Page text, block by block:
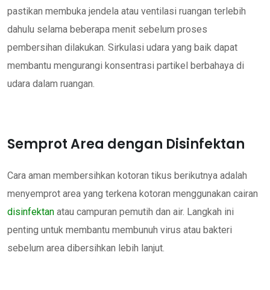
pastikan membuka jendela atau ventilasi ruangan terlebih
dahulu selama beberapa menit sebelum proses
pembersihan dilakukan. Sirkulasi udara yang baik dapat
membantu mengurangi konsentrasi partikel berbahaya di
udara dalam ruangan.
Semprot Area dengan Disinfektan
Cara aman membersihkan kotoran tikus berikutnya adalah
menyemprot area yang terkena kotoran menggunakan cairan
disinfektan atau campuran pemutih dan air. Langkah ini
penting untuk membantu membunuh virus atau bakteri
sebelum area dibersihkan lebih lanjut.